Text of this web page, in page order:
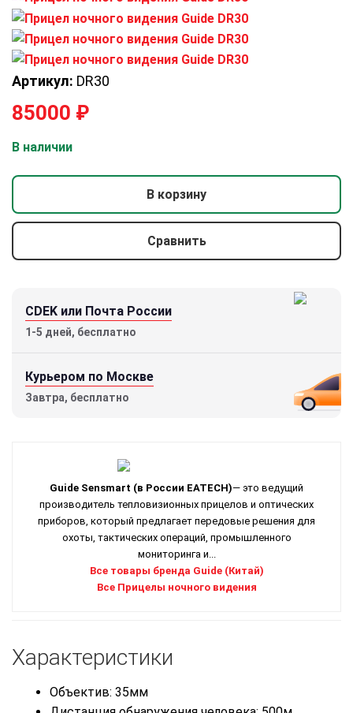
Артикул: DR30
85000 ₽
В наличии
В корзину
Сравнить
CDEK или Почта России
1-5 дней, бесплатно
Курьером по Москве
Завтра, бесплатно
Guide Sensmart (в России EATECH)— это ведущий
производитель тепловизионных прицелов и оптических
приборов, который предлагает передовые решения для
охоты, тактических операций, промышленного
мониторинга и...
Все товары бренда Guide (Китай)
Все Прицелы ночного видения
Характеристики
Объектив: 35мм